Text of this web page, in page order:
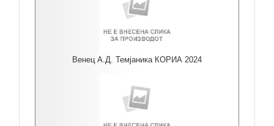
Венец А.Д. Темјаника КОРИА 2024